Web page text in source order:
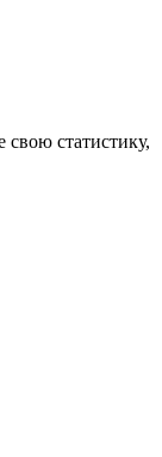
статистику,